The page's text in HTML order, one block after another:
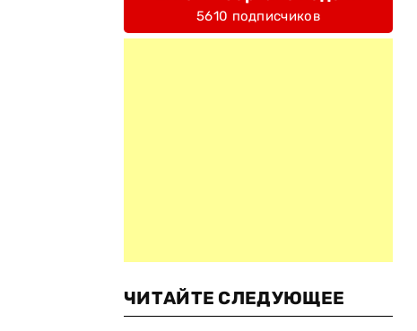
5610 подписчиков
ЧИТАЙТЕ СЛЕДУЮЩЕЕ